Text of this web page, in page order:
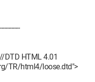
DTD HTML 4.01
TR/html4/loose.dtd">